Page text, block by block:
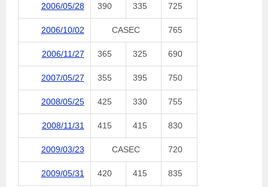
2006/05/28 390 335 725
2006/10/02 CASEC 765
2006/11/27 365 325 690
2007/05/27 355 395 750
2008/05/25 425 330 755
2008/11/31 415 415 830
2009/03/23 CASEC 720
2009/05/31 420 415 835